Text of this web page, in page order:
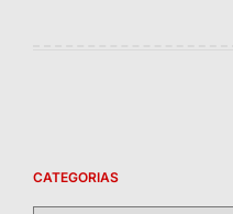
CATEGORIAS